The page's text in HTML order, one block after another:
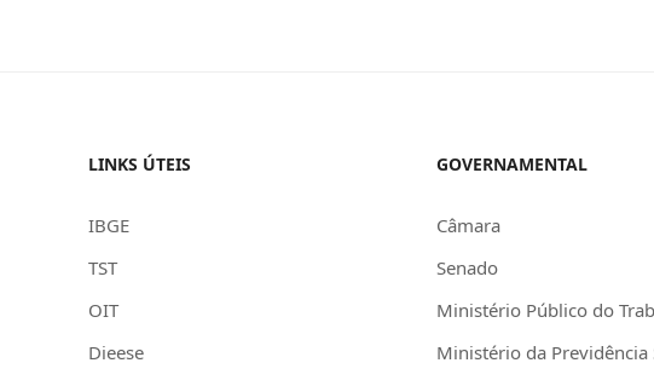
LINKS ÚTEIS
IBGE
TST
OIT
Dieese
GOVERNAMENTAL
Câmara
Senado
Ministério Público do
Ministério da Previdência